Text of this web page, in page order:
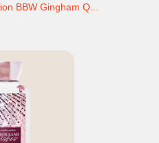
BBW Gingham Q...